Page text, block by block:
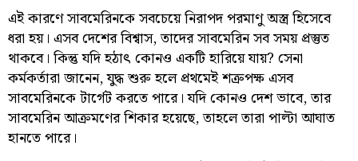
এই কারণে সাবমেরিনকে সবচেয়ে নিরাপদ পরমাণু অস্ত্র হিসেবে
ধরা হয়। এসব দেশের বিশ্বাস, তাদের সাবমেরিন সব সময় প্রস্তুত
থাকবে। কিন্তু যদি হঠাৎ কোনও একটি হারিয়ে যায়? সেনা
কর্মকর্তারা জানেন, যুদ্ধ শুরু হলে প্রথমেই শত্রুপক্ষ এসব
সাবমেরিনকে টার্গেট করতে পারে। যদি কোনও দেশ ভাবে, তার
সাবমেরিন আক্রমণের শিকার হয়েছে, তাহলে তারা পাল্টা আঘাত
হানতে পারে।